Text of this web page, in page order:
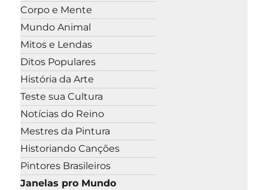
Corpo e Mente
Mundo Animal
Mitos e Lendas
Ditos Populares
História da Arte
Teste sua Cultura
Notícias do Reino
Mestres da Pintura
Historiando Canções
Pintores Brasileiros
Janelas pro Mundo